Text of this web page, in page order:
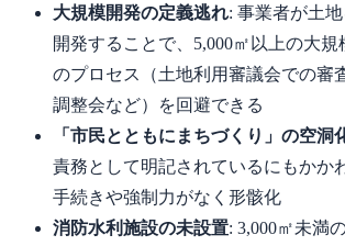
大規模開発の定義逃れ: 事業者が土
開発することで、5,000㎡以上の大
のプロセス（土地利用審議会での審
調整会など）を回避できる
「市民とともにまちづくり」の空洞
責務として明記されているにもかか
手続きや強制力がなく形骸化
消防水利施設の未設置: 3,000㎡未満